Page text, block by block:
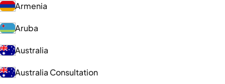
Armenia
Aruba
Australia
Australia Consultation